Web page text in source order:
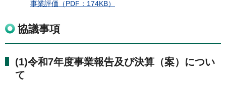
事業評価（PDF：174KB）
協議事項
(1)令和7年度事業報告及び決算（案）につい
て